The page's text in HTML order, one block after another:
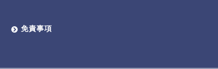
免責事項